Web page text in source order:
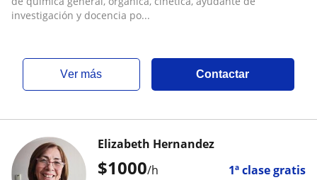
investigación y docencia po...
ver más Contactar
$1000/h 1ª clase gratis
Elizabeth Hernandez